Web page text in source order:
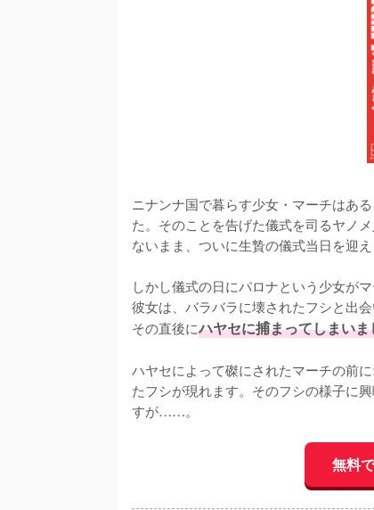
ニナンナ国で暮らす少女・マーチはあ
た。そのことを告げた儀式を司るヤノ
ないまま、ついに生贄の儀式当日を迎え
しかし儀式の日にパロナという少女が
彼女は、バラバラに壊されたフシと出
その直後にハヤセに捕まってしまいま
ハヤセによって磔にされたマーチの前
たフシが現れます。そのフシの様子に
すが……。
無料